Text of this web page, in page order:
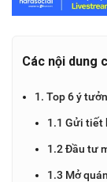
Các nội dung
1. Top 6 ý
1.1 Gửi tiết
1.2 Đầu tư
1.3 Mở